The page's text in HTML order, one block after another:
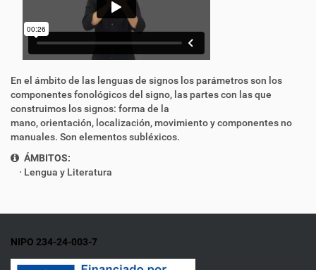
En el ámbito de las lenguas de signos los parámetros son los
componentes fonológicos del signo, las partes con las que
construimos los signos: forma de la
mano,orientación, localización,movimientoycomponentes no
manuales. Son elementos subléxicos.
ÁMBITOS:
Lengua y Literatura
NIPO 234-24-003-7